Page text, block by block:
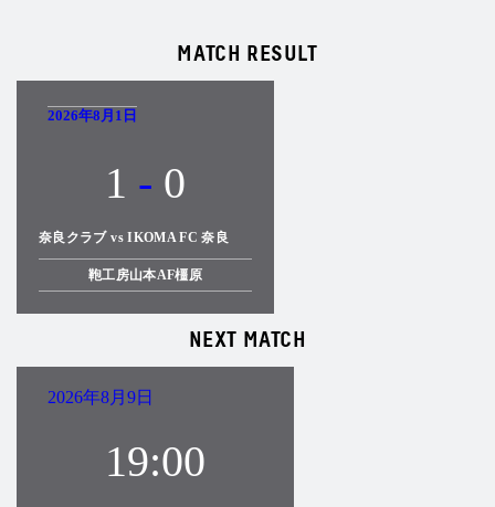
MATCH RESULT
2026年8月1日
1 - 0
鞄工房山本AF橿原
奈良クラブ vs IKOMA FC 奈良
NEXT MATCH
2026年8月9日
19:00